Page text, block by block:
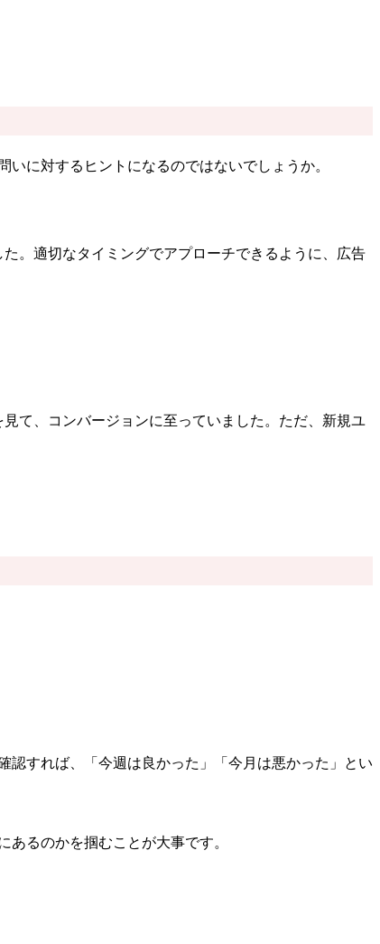
に対するヒントになるのではないでしょうか。
。適切なタイミングでアプローチできるように、広告
て、コンバージョンに至っていました。ただ、新規ユ
認すれば、「今週は良かった」「今月は悪かった」とい
るのかを掴むことが大事です。